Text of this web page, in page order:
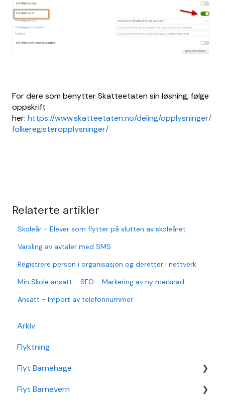
For dere som benytter Skatteetaten sin løsning, følge
oppskrift
her: https://www.skatteetaten.no/deling/opplysninger/
folkeregisteropplysninger/
Relaterte artikler
Skoleår - Elever som flytter på slutten av skoleåret
Varsling av avtaler med SMS
Registrere person i organisasjon og deretter i nettverk
Min Skole ansatt - SFO - Markering av ny merknad
Ansatt - Import av telefonnummer
Arkiv
Flyktning
Flyt Barnehage
Flyt Barnehage Hjelpeside
Flyt Barnevern